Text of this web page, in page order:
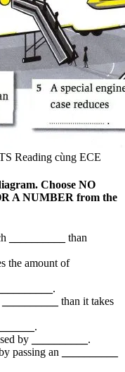
Reading cùng ECE
Choose NO
A NUMBER from the
than
the amount of
.
than it takes
.
by
.
passing an